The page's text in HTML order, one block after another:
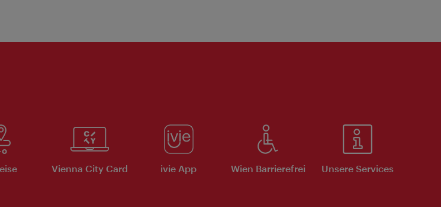
Vienna City Card ivie App Wien Barrierefrei Unsere Services